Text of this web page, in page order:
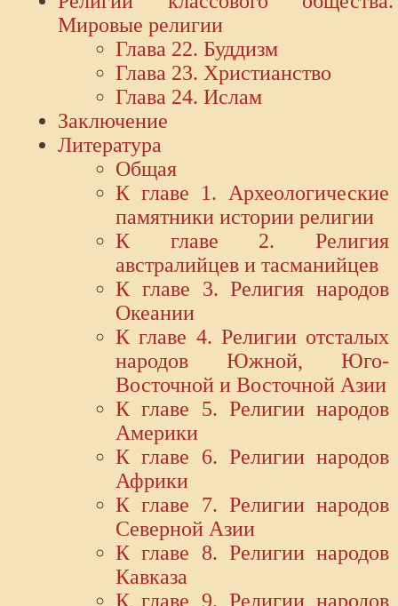
Мировые религии
Глава 22. Буддизм
Глава 23. Христианство
Глава 24. Ислам
Заключение
Литература
Общая
К главе 1. Археологические
памятники истории религии
К главе 2. Религия
австралийцев и тасманийцев
К главе 3. Религия народов
Океании
К главе 4. Религии отсталых
народов Южной, Юго-
Восточной и Восточной Азии
К главе 5. Религии народов
Америки
К главе 6. Религии народов
Африки
К главе 7. Религии народов
Северной Азии
К главе 8. Религии народов
Кавказа
К главе 9. Религии народов